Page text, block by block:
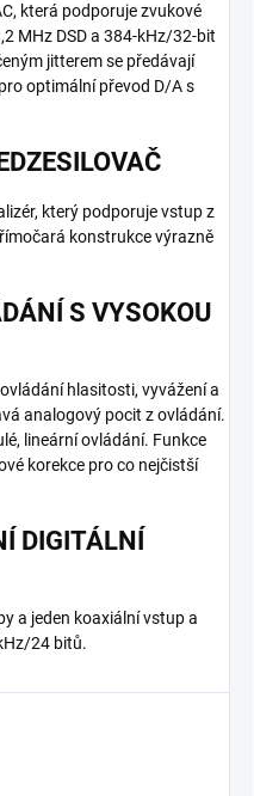
která podporuje zvukové
MHz DSD a 384-kHz/32-bit
jitterem se předávají
optimální převod D/A s
který podporuje vstup z
konstrukce výrazně
S VYSOKOU
hlasitosti, vyvážení a
analogový pocit z ovládání.
lineární ovládání. Funkce
korekce pro co nejčistší
DIGITÁLNÍ
a jeden koaxiální vstup a
24 bitů.